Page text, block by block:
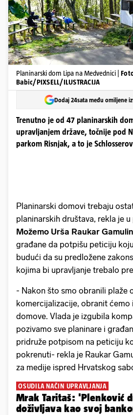
Planinarski dom Lipa na Medvednici |
Babic/PIXSELL/ILUSTRACIJA
Dodaj 24sata među omiljene
Trenutno je od 47 planinarskih
upravljanjem države, točnije pod
parkom Risnjak, a to je
Planinarski domovi trebaju
planinarskih društava, rekla je
Možemo Urša Raukar Gamulin
građane da potpišu peticiju
budući da su predložene
kojima bi upravljanje trebalo
- Nakon što smo obranili plaže
komercijalizacije, obranit ćemo
domove. Vlada je izgubila
pozivamo sve planinare i
pridruže potpisom na peticiju
pokrenuti- rekla je Raukar
za medije ispred Hrvatskog
OSUDILA NAČIN UPRAVLJANJA
Mrak Taritaš: 'Plenković
doživljava kao svoj